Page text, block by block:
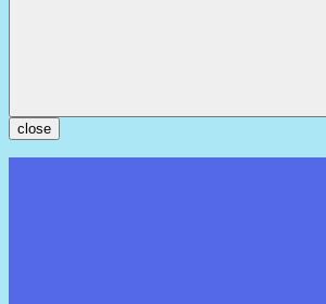
close